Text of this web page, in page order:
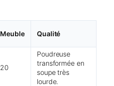
Meuble Qualité
20
Poudreuse
transformée en
soupe très
lourde.